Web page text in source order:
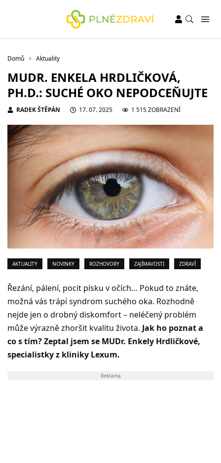
Domů Aktuality
MUDR. ENKELA HRDLIČKOVÁ,
PH.D.: SUCHÉ OKO NEPODCEŇUJTE
RADEK ŠTĚPÁN 17. 07. 2025 1 515 ZOBRAZENÍ
AKTUALITY NOVINKY ROZHOVORY ZAJÍMAVOSTI ZDRAVÍ
Řezání, pálení, pocit písku v očích… Pokud to znáte,
možná vás trápí syndrom suchého oka. Rozhodně
nejde jen o drobný diskomfort – neléčený problém
může výrazně zhoršit kvalitu života. Jak ho poznat a
co s tím? Zeptal jsem se MUDr. Enkely Hrdličkové,
specialistky z kliniky Lexum.
Reklama